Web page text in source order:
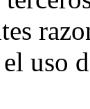
uso